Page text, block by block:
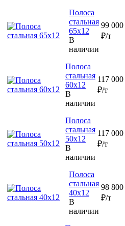
Полоса
стальная
65х12
В
наличии
99 000
₽/т
Полоса
стальная
60х12
В
наличии
117 000
₽/т
Полоса
стальная
50х12
В
наличии
117 000
₽/т
Полоса
стальная
40х12
В
наличии
98 800
₽/т